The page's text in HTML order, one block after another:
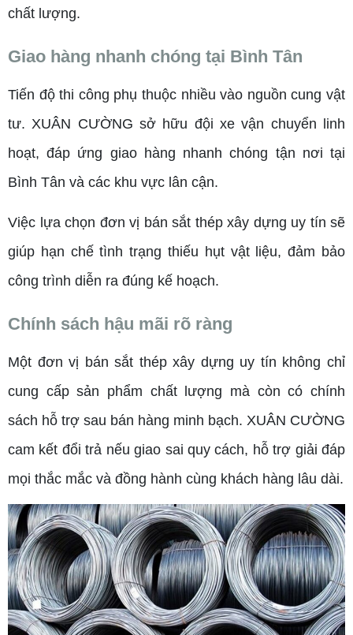
chất lượng.
Giao hàng nhanh chóng tại Bình Tân
Tiến độ thi công phụ thuộc nhiều vào nguồn cung vật
tư. XUÂN CƯỜNG sở hữu đội xe vận chuyển linh
hoạt, đáp ứng giao hàng nhanh chóng tận nơi tại
Bình Tân và các khu vực lân cận.
Việc lựa chọn đơn vị bán sắt thép xây dựng uy tín sẽ
giúp hạn chế tình trạng thiếu hụt vật liệu, đảm bảo
công trình diễn ra đúng kế hoạch.
Chính sách hậu mãi rõ ràng
Một đơn vị bán sắt thép xây dựng uy tín không chỉ
cung cấp sản phẩm chất lượng mà còn có chính
sách hỗ trợ sau bán hàng minh bạch. XUÂN CƯỜNG
cam kết đổi trả nếu giao sai quy cách, hỗ trợ giải đáp
mọi thắc mắc và đồng hành cùng khách hàng lâu dài.